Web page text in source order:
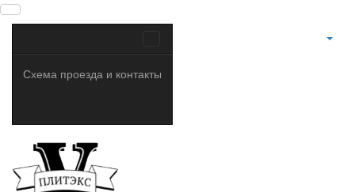
Схема проезда и контакты